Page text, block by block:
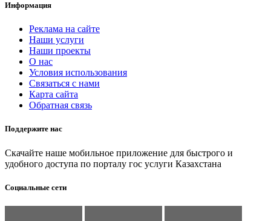
Информация
Реклама на сайте
Наши услуги
Наши проекты
О нас
Условия использования
Связаться с нами
Карта сайта
Обратная связь
Поддержите нас
Скачайте наше мобильное приложение для быстрого и
удобного доступа по порталу гос услуги Казахстана
Социальные сети